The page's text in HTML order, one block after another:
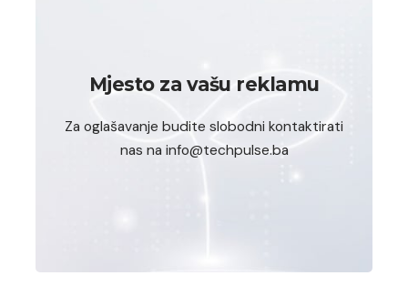
Mjesto za vašu reklamu
Za oglašavanje budite slobodni kontaktirati
nas na info@techpulse.ba